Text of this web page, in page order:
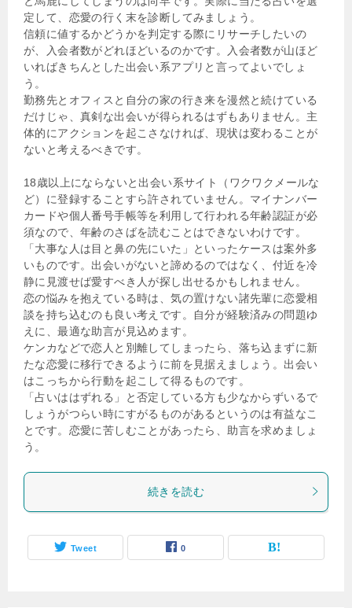
定して、恋愛の行く末を診断してみましょう。
信頼に値するかどうかを判定する際にリサーチしたいの
が、入会者数がどれほどいるのかです。入会者数が山ほど
いればきちんとした出会い系アプリと言ってよいでしょ
う。
勤務先とオフィスと自分の家の行き来を漫然と続けている
だけじゃ、真剣な出会いが得られるはずもありません。主
体的にアクションを起こさなければ、現状は変わることが
ないと考えるべきです。
18歳以上にならないと出会い系サイト（ワクワクメールな
ど）に登録することすら許されていません。マイナンバー
カードや個人番号手帳等を利用して行われる年齢認証が必
須なので、年齢のさばを読むことはできないわけです。
「大事な人は目と鼻の先にいた」といったケースは案外多
いものです。出会いがないと諦めるのではなく、付近を冷
静に見渡せば愛すべき人が探し出せるかもしれません。
恋の悩みを抱えている時は、気の置けない諸先輩に恋愛相
談を持ち込むのも良い考えです。自分が経験済みの問題ゆ
えに、最適な助言が見込めます。
ケンカなどで恋人と別離してしまったら、落ち込まずに新
たな恋愛に移行できるように前を見据えましょう。出会い
はこっちから行動を起こして得るものです。
「占いははずれる」と否定している方も少なからずいるで
しょうがつらい時にすがるものがあるというのは有益なこ
とです。恋愛に苦しむことがあったら、助言を求めましょ
う。
続きを読む
Tweet 0